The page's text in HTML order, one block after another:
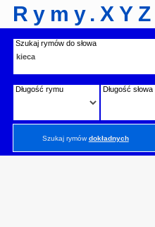
Rymy.XYZ
Szukaj rymów do słowa
Długość rymu Długość słowa
Szukaj rymówdokładnych